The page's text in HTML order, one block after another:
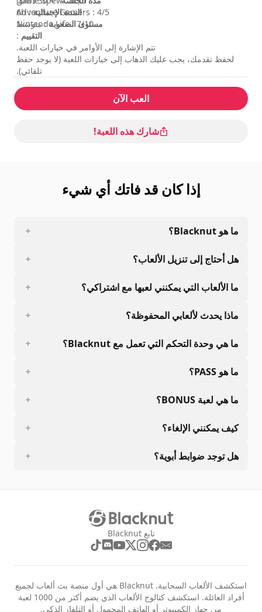
المدة الإجمالية: 6h
مستوى الصعوبة: متوسط
التقييم :
Adventure Gamers : 4/5
Nintendo Life : 7/10
تتم الإشارة إلى الأوامر في خيارات اللعبة.
لحفظ تقدمك، يجب عليك الذهاب إلى خيارات اللعبة (لا يوجد حفظ
تلقائي).
العب الآن
شارك هذه اللعبة!
إذا كان قد فاتك أي شيء
ما هو Blacknut؟
هل أحتاج إلى تنزيل الألعاب؟
ما الألعاب التي يمكنني لعبها مع اشتراكي؟
ماذا يحدث لألعابي المحفوظة؟
ما هي وحدة التحكم التي تعمل مع Blacknut؟
ما هو PASS؟
ما هي لعبة BONUS؟
كيف يمكنني الإلغاء؟
هل توجد ضوابط أبوية؟
تابع Blacknut
استكشف الألعاب السحابية. Blacknut هي أول منصة بث ألعاب لجميع
أفراد العائلة. استكشف كتالوج الألعاب الذي يضم أكثر من 1000 لعبة
من جهاز الكمبيوتر أو الهاتف المحمول أو التلفاز الذكي.